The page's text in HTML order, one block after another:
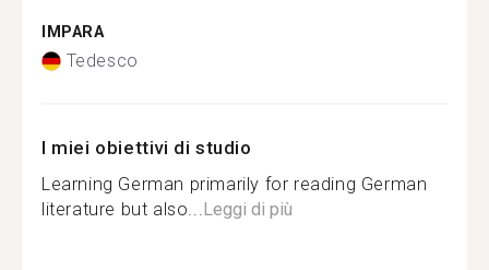
IMPARA
Tedesco
I miei obiettivi di studio
Learning German primarily for reading German
literature but also...Leggi di più